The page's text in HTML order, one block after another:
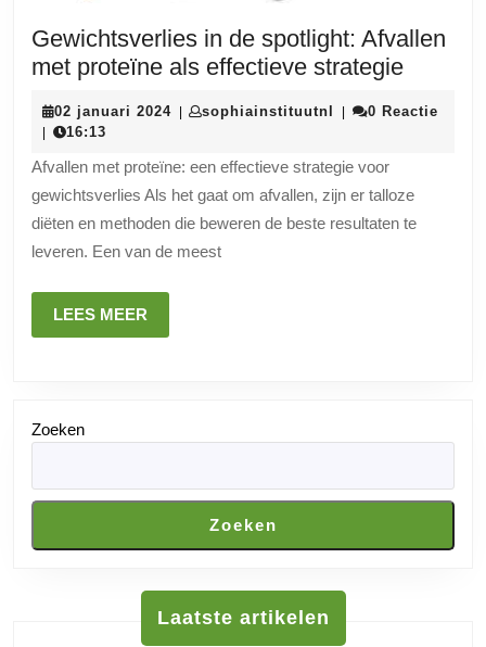
Gewichtsverlies in de spotlight: Afvallen
met proteïne als effectieve strategie
de
met
02 januari 202402| sophiainstituutnl sophiainstituutnl
| 0 Reactie
| 16:13
Afvallen met proteïne: een effectieve strategie voor
gewichtsverlies Als het gaat om afvallen, zijn er talloze
diëten en methoden die beweren de beste resultaten te
leveren. Een van de meest
LEES MEER
MEER
Zoeken
Zoeken
Laatste artikelen